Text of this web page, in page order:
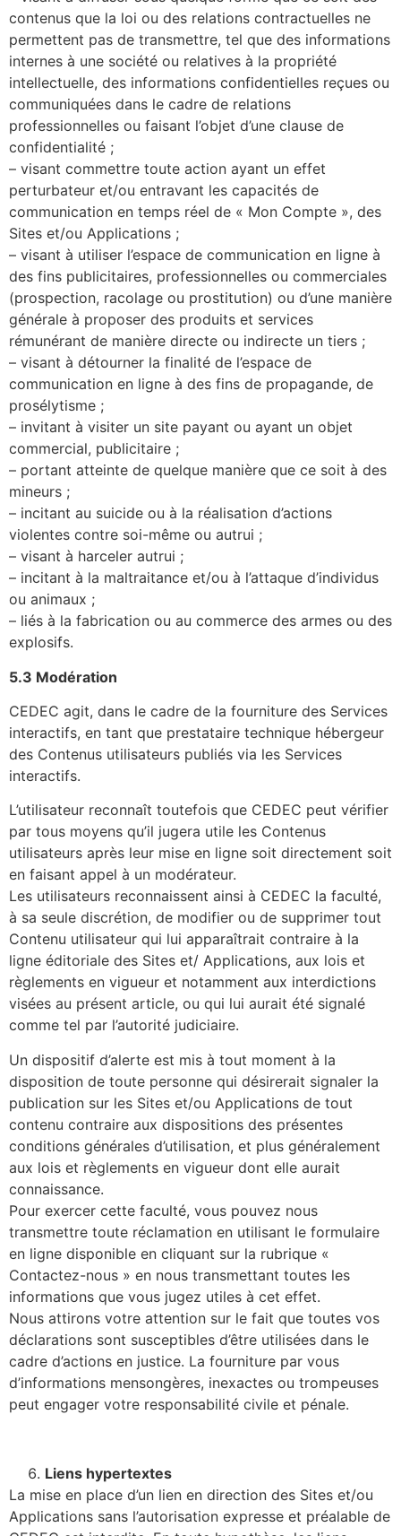
contenus que la loi ou des relations contractuelles ne
permettent pas de transmettre, tel que des informations
internes à une société ou relatives à la propriété
intellectuelle, des informations confidentielles reçues ou
communiquées dans le cadre de relations
professionnelles ou faisant l’objet d’une clause de
confidentialité ;
– visant commettre toute action ayant un effet
perturbateur et/ou entravant les capacités de
communication en temps réel de « Mon Compte », des
Sites et/ou Applications ;
– visant à utiliser l’espace de communication en ligne à
des fins publicitaires, professionnelles ou commerciales
(prospection, racolage ou prostitution) ou d’une manière
générale à proposer des produits et services
rémunérant de manière directe ou indirecte un tiers ;
– visant à détourner la finalité de l’espace de
communication en ligne à des fins de propagande, de
prosélytisme ;
– invitant à visiter un site payant ou ayant un objet
commercial, publicitaire ;
– portant atteinte de quelque manière que ce soit à des
mineurs ;
– incitant au suicide ou à la réalisation d’actions
violentes contre soi-même ou autrui ;
– visant à harceler autrui ;
– incitant à la maltraitance et/ou à l’attaque d’individus
ou animaux ;
– liés à la fabrication ou au commerce des armes ou des
explosifs.
5.3 Modération
CEDEC agit, dans le cadre de la fourniture des Services
interactifs, en tant que prestataire technique hébergeur
des Contenus utilisateurs publiés via les Services
interactifs.
L’utilisateur reconnaît toutefois que CEDEC peut vérifier
par tous moyens qu’il jugera utile les Contenus
utilisateurs après leur mise en ligne soit directement soit
en faisant appel à un modérateur.
Les utilisateurs reconnaissent ainsi à CEDEC la faculté,
à sa seule discrétion, de modifier ou de supprimer tout
Contenu utilisateur qui lui apparaîtrait contraire à la
ligne éditoriale des Sites et/ Applications, aux lois et
règlements en vigueur et notamment aux interdictions
visées au présent article, ou qui lui aurait été signalé
comme tel par l’autorité judiciaire.
Un dispositif d’alerte est mis à tout moment à la
disposition de toute personne qui désirerait signaler la
publication sur les Sites et/ou Applications de tout
contenu contraire aux dispositions des présentes
conditions générales d’utilisation, et plus généralement
aux lois et règlements en vigueur dont elle aurait
connaissance.
Pour exercer cette faculté, vous pouvez nous
transmettre toute réclamation en utilisant le formulaire
en ligne disponible en cliquant sur la rubrique «
Contactez-nous » en nous transmettant toutes les
informations que vous jugez utiles à cet effet.
Nous attirons votre attention sur le fait que toutes vos
déclarations sont susceptibles d’être utilisées dans le
cadre d’actions en justice. La fourniture par vous
d’informations mensongères, inexactes ou trompeuses
peut engager votre responsabilité civile et pénale.
Liens hypertextes
La mise en place d’un lien en direction des Sites et/ou
Applications sans l’autorisation expresse et préalable de